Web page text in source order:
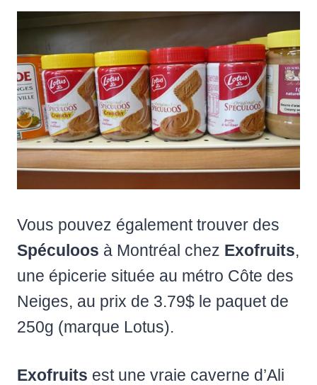
Vous pouvez également trouver des
Spéculoos à Montréal chez Exofruits,
une épicerie située au métro Côte des
Neiges, au prix de 3.79$ le paquet de
250g (marque Lotus).
Exofruits est une vraie caverne d’Ali